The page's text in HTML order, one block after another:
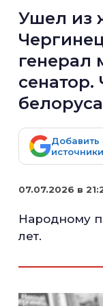
Ушел из
Добавить
07.07.2026 в
Народному
лет.